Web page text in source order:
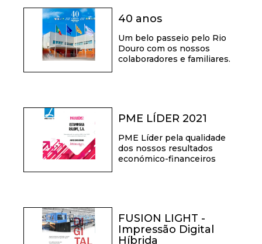
40 anos
Um belo passeio pelo Rio
Douro com os nossos
colaboradores e familiares.
PME LÍDER 2021
PME Líder pela qualidade
dos nossos resultados
económico-financeiros
FUSION LIGHT -
Impressão Digital
Híbrida